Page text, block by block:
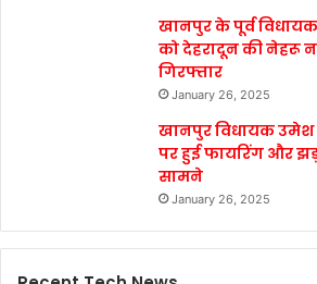
खानपुर के पूर्व
को देहरादून की नेहरू
गिरफ्तार
January 26, 2025
खानपुर विधायक उमेश
पर हुई फायरिंग और
सामने
January 26, 2025